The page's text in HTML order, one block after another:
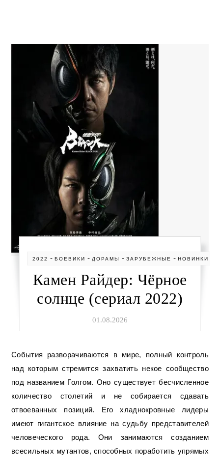
2022 -БОЕВИКИ - ДОРАМЫ -ЗАРУБЕЖНЫЕ -НОВИНКИ
Камен Райдер: Чёрное
солнце (сериал 2022)
01.08.2026
События разворачиваются в мире, полный контроль
над которым стремится захватить некое сообщество
под названием Голгом. Оно существует бесчисленное
количество столетий и не собирается сдавать
отвоеванных позиций. Его хладнокровные лидеры
имеют гигантское влияние на судьбу представителей
человеческого рода. Они занимаются созданием
всесильных мутантов, способных поработить упрямых